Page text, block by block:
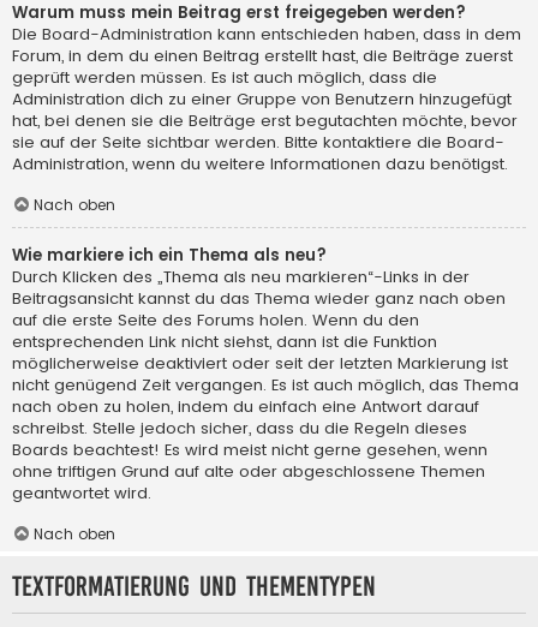
Warum muss mein Beitrag erst freigegeben werden?
Die Board-Administration kann entschieden haben, dass in dem
Forum, in dem du einen Beitrag erstellt hast, die Beiträge zuerst
geprüft werden müssen. Es ist auch möglich, dass die
Administration dich zu einer Gruppe von Benutzern hinzugefügt
hat, bei denen sie die Beiträge erst begutachten möchte, bevor
sie auf der Seite sichtbar werden. Bitte kontaktiere die Board-
Administration, wenn du weitere Informationen dazu benötigst.
Nach oben
Wie markiere ich ein Thema als neu?
Durch Klicken des „Thema als neu markieren“-Links in der
Beitragsansicht kannst du das Thema wieder ganz nach oben
auf die erste Seite des Forums holen. Wenn du den
entsprechenden Link nicht siehst, dann ist die Funktion
möglicherweise deaktiviert oder seit der letzten Markierung ist
nicht genügend Zeit vergangen. Es ist auch möglich, das Thema
nach oben zu holen, indem du einfach eine Antwort darauf
schreibst. Stelle jedoch sicher, dass du die Regeln dieses
Boards beachtest! Es wird meist nicht gerne gesehen, wenn
ohne triftigen Grund auf alte oder abgeschlossene Themen
geantwortet wird.
Nach oben
Textformatierung und Thementypen